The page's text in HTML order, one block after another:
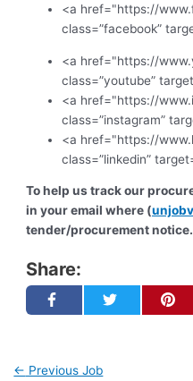
<a href="https://
class=”facebook”
<a href="https://
class=”youtube”
<a href="https://
class=”instagram”
<a href="https://
class=”linkedin”
To help us track our
in your email where (
tender/procurement notice.
Share:
← Previous Job